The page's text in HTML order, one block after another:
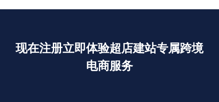
现在注册立即体验超店建站专属跨境
电商服务